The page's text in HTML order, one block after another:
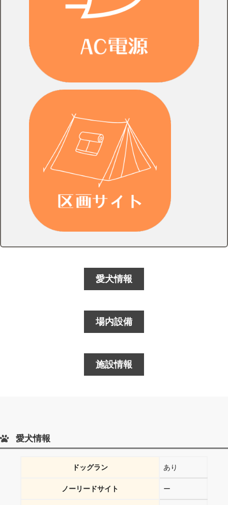
愛犬情報
場内設備
施設情報
愛犬情報
ドッグラン あり
ノーリードサイト ー